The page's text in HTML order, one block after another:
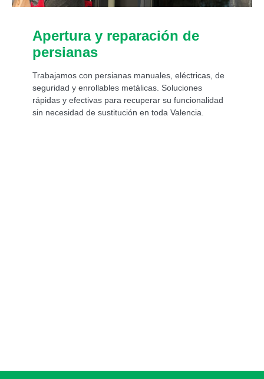
Apertura y reparación de
persianas
Trabajamos con persianas manuales, eléctricas, de
seguridad y enrollables metálicas. Soluciones
rápidas y efectivas para recuperar su funcionalidad
sin necesidad de sustitución en toda Valencia.